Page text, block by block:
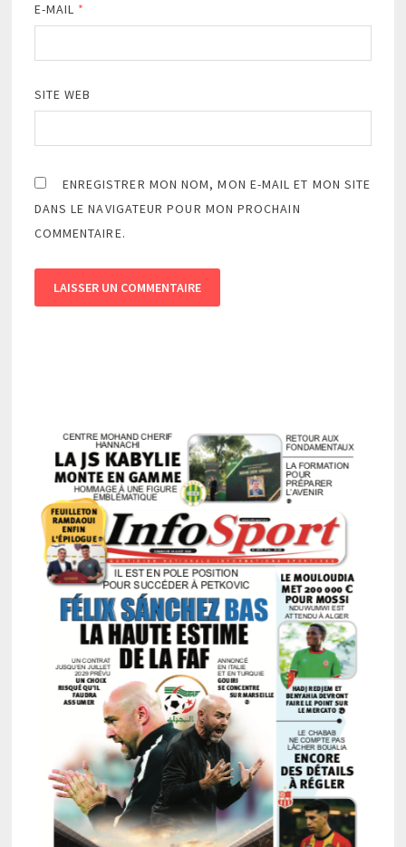
E-MAIL *
SITE WEB
ENREGISTRER MON NOM, MON E-MAIL ET MON SITE
DANS LE NAVIGATEUR POUR MON PROCHAIN
COMMENTAIRE.